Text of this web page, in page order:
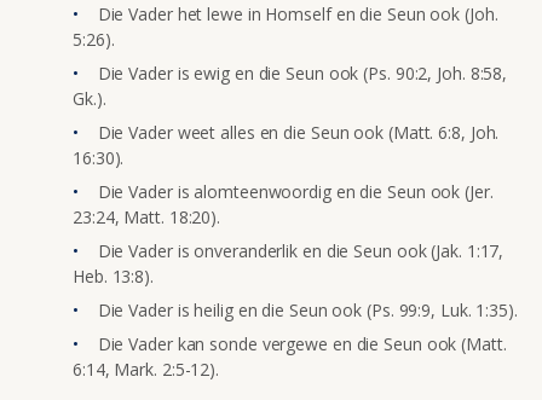
Die Vader het lewe in Homself en die Seun ook (Joh.
5:26).
Die Vader is ewig en die Seun ook (Ps. 90:2, Joh. 8:58,
Gk.).
Die Vader weet alles en die Seun ook (Matt. 6:8, Joh.
16:30).
Die Vader is alomteenwoordig en die Seun ook (Jer.
23:24, Matt. 18:20).
Die Vader is onveranderlik en die Seun ook (Jak. 1:17,
Heb. 13:8).
Die Vader is heilig en die Seun ook (Ps. 99:9, Luk. 1:35).
Die Vader kan sonde vergewe en die Seun ook (Matt.
6:14, Mark. 2:5-12).